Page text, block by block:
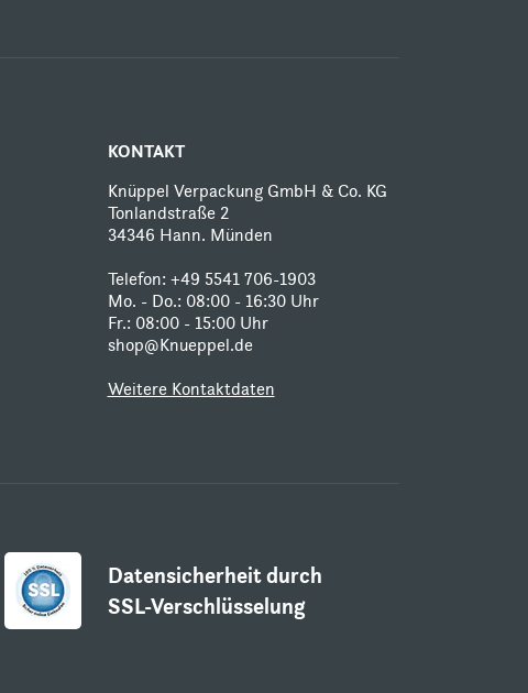
KONTAKT
Knüppel Verpackung GmbH & Co. KG
Tonlandstraße 2
34346 Hann. Münden
Telefon: +49 5541 706-1903
Mo. - Do.: 08:00 - 16:30 Uhr
Fr.: 08:00 - 15:00 Uhr
shop@Knueppel.de
Weitere Kontaktdaten
Datensicherheit durch
SSL-Verschlüsselung